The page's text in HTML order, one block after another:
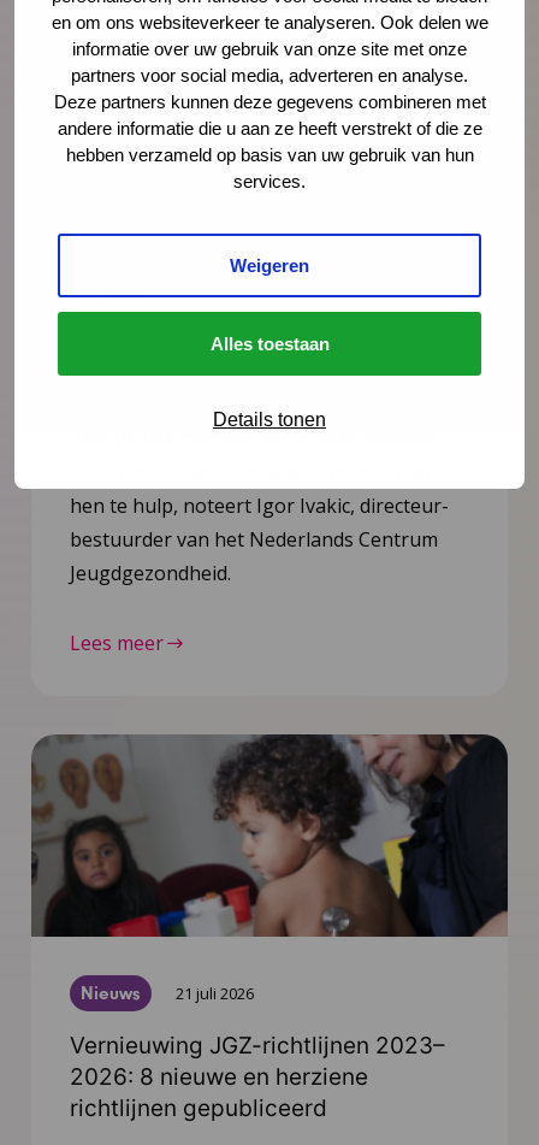
en om ons websiteverkeer te analyseren. Ook delen we
informatie over uw gebruik van onze site met onze
partners voor social media, adverteren en analyse.
Deze partners kunnen deze gegevens combineren met
andere informatie die u aan ze heeft verstrekt of die ze
hebben verzameld op basis van uw gebruik van hun
services.
Weigeren
Alles toestaan
Details tonen
Nieuws 4 augustus 2026
Opinie: Vakantie? De stress van
hen te hulp, noteert Igor Ivakic, directeur-
bestuurder van het Nederlands Centrum
Jeugdgezondheid.
Lees meer
Nieuws 21 juli 2026
Vernieuwing JGZ-richtlijnen 2023–
2026: 8 nieuwe en herziene
richtlijnen gepubliceerd